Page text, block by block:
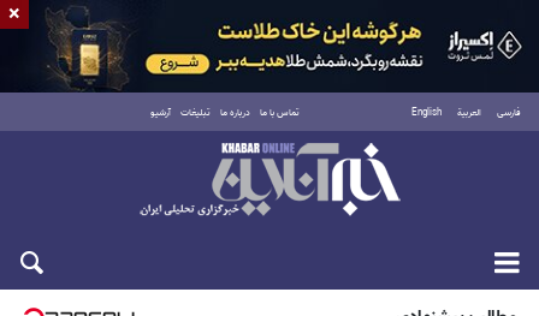
فارسی العربية English تماس با ما درباره ما تبلیغات آرشیو
پنجشنبه ۱۵ مرداد ۱۴۰۵
×